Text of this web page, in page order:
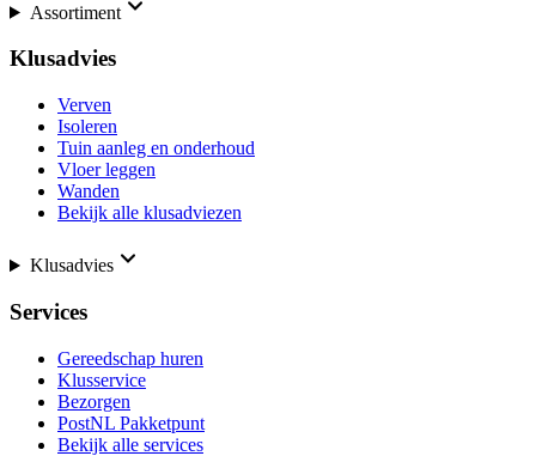
Assortiment
Klusadvies
Verven
Isoleren
Tuin aanleg en onderhoud
Vloer leggen
Wanden
Bekijk alle klusadviezen
Klusadvies
Services
Gereedschap huren
Klusservice
Bezorgen
PostNL Pakketpunt
Bekijk alle services